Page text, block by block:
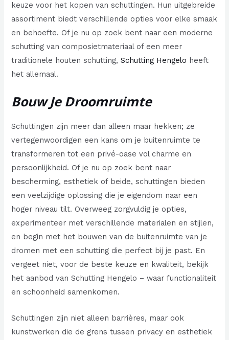
keuze voor het kopen van schuttingen. Hun uitgebreide
assortiment biedt verschillende opties voor elke smaak
en behoefte. Of je nu op zoek bent naar een moderne
schutting van composietmateriaal of een meer
traditionele houten schutting,Schutting Hengelo heeft
het allemaal.
Bouw Je Droomruimte
Schuttingen zijn meer dan alleen maar hekken; ze
vertegenwoordigen een kans om je buitenruimte te
transformeren tot een privé-oase vol charme en
persoonlijkheid. Of je nu op zoek bent naar
bescherming, esthetiek of beide, schuttingen bieden
een veelzijdige oplossing die je eigendom naar een
hoger niveau tilt. Overweeg zorgvuldig je opties,
experimenteer met verschillende materialen en stijlen,
en begin met het bouwen van de buitenruimte van je
dromen met een schutting die perfect bij je past. En
vergeet niet, voor de beste keuze en kwaliteit, bekijk
het aanbod van Schutting Hengelo – waar functionaliteit
en schoonheid samenkomen.
Schuttingen zijn niet alleen barrières, maar ook
kunstwerken die de grens tussen privacy en esthetiek